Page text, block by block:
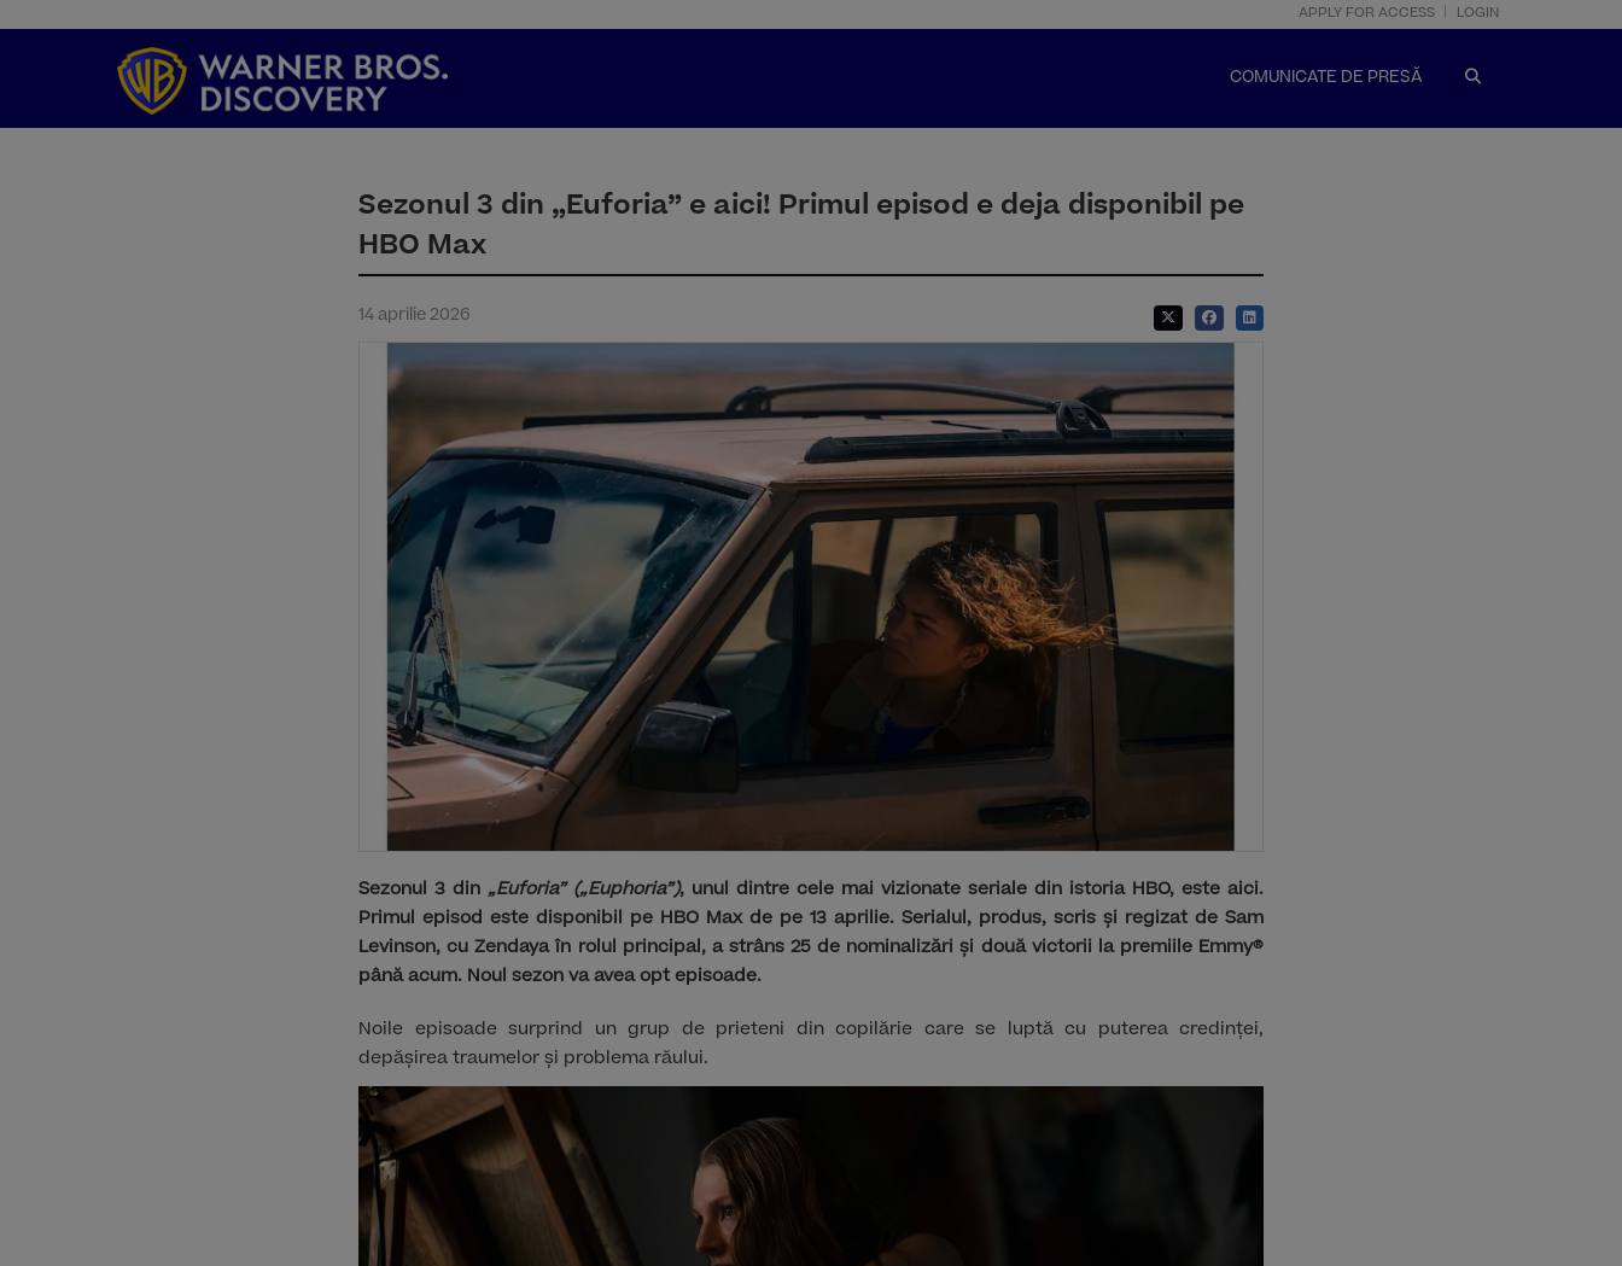
APPLY FOR ACCESS LOGIN
COMUNICATE DE PRESĂ
Sezonul 3 din „Euforia” e aici! Primul episod e deja disponibil pe
HBO Max
14 aprilie 2026
Sezonul 3 din „Euforia” („Euphoria”), unul dintre cele mai vizionate seriale din istoria HBO, este aici.
Primul episod este disponibil pe HBO Max de pe 13 aprilie. Serialul, produs, scris și regizat de Sam
Levinson, cu Zendaya în rolul principal, a strâns 25 de nominalizări și două victorii la premiile Emmy®
până acum. Noul sezon va avea opt episoade.
Noile episoade surprind un grup de prieteni din copilărie care se luptă cu puterea credinței,
depășirea traumelor și problema răului.